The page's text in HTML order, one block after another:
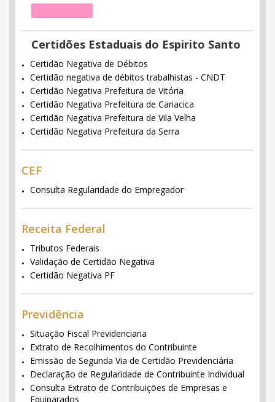
Certidões Estaduais do Espirito Santo
Certidão Negativa de Débitos
Certidão negativa de débitos trabalhistas - CNDT
Certidão Negativa Prefeitura de Vitória
Certidão Negativa Prefeitura de Cariacica
Certidão Negativa Prefeitura de Vila Velha
Certidão Negativa Prefeitura da Serra
CEF
Consulta Regularidade do Empregador
Receita Federal
Tributos Federais
Validação de Certidão Negativa
Certidão Negativa PF
Previdência
Situação Fiscal Previdenciaria
Extrato de Recolhimentos do Contribuinte
Emissão de Segunda Via de Certidão Previdenciária
Declaração de Regularidade de Contribuinte Individual
Consulta Extrato de Contribuições de Empresas e
Equiparados